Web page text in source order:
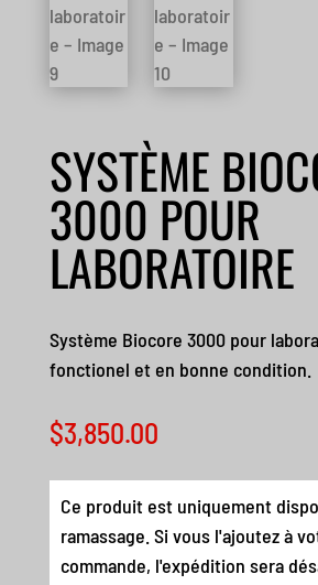
SYSTÈME
3000 POUR
LABORATOIRE
Système Biocore 3000 pour
fonctionel et en bonne condition.
$3,850.00
Ce produit est uniquement
ramassage. Si vous l'ajoutez à
commande, l'expédition sera